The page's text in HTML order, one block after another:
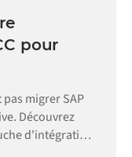
pour
migrer SAP
Découvrez
d'intégration